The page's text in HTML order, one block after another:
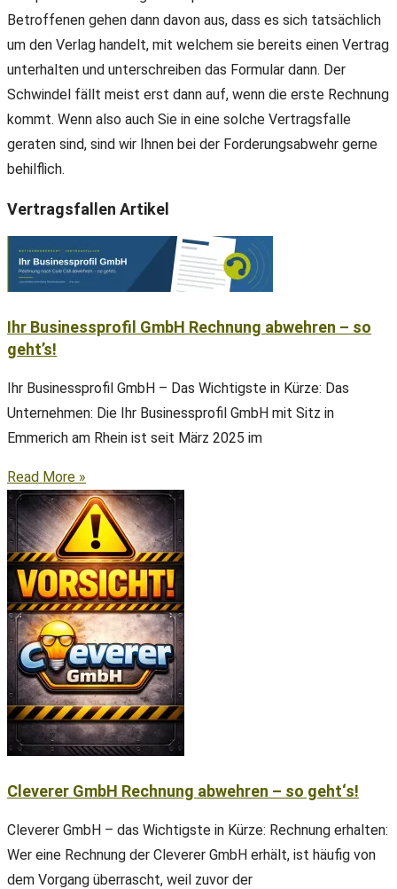
Betroffenen gehen dann davon aus, dass es sich tatsächlich
um den Verlag handelt, mit welchem sie bereits einen Vertrag
unterhalten und unterschreiben das Formular dann. Der
Schwindel fällt meist erst dann auf, wenn die erste Rechnung
kommt. Wenn also auch Sie in eine solche Vertragsfalle
geraten sind, sind wir Ihnen bei der Forderungsabwehr gerne
behilflich.
Vertragsfallen Artikel
Ihr Businessprofil GmbH Rechnung abwehren – so
geht’s!
Ihr Businessprofil GmbH – Das Wichtigste in Kürze: Das
Unternehmen: Die Ihr Businessprofil GmbH mit Sitz in
Emmerich am Rhein ist seit März 2025 im
Read More »
Cleverer GmbH Rechnung abwehren – so geht‘s!
Cleverer GmbH – das Wichtigste in Kürze: Rechnung erhalten:
Wer eine Rechnung der Cleverer GmbH erhält, ist häufig von
dem Vorgang überrascht, weil zuvor der